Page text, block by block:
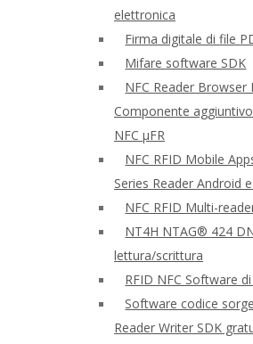
elettronica
Firma digitale di file
Mifare software SDK
NFC Reader Browser
Componente
NFC μFR
NFC RFID Mobile
Series Reader Android
NFC RFID Multi-
NT4H NTAG® 424
lettura/scrittura
RFID NFC Software
Software codice
Reader Writer SDK